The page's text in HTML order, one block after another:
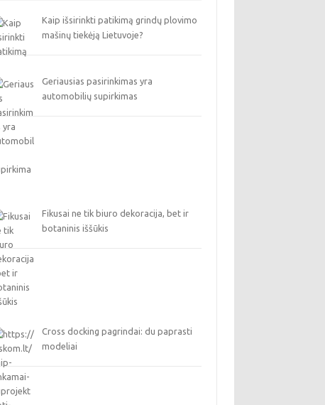
Kaip išsirinkti patikimą grindų plovimo
mašinų tiekėją Lietuvoje?
Geriausias pasirinkimas yra
automobilių supirkimas
Fikusai ne tik biuro dekoracija, bet ir
botaninis iššūkis
Cross docking pagrindai: du paprasti
modeliai